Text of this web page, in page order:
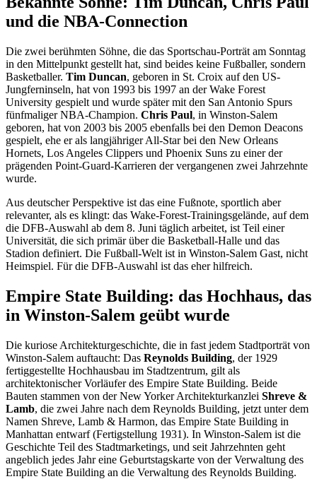
und die NBA-Connection
Die zwei berühmten Söhne, die das Sportschau-Porträt am Sonntag
in den Mittelpunkt gestellt hat, sind beides keine Fußballer, sondern
Basketballer. Tim Duncan, geboren in St. Croix auf den US-
Jungferninseln, hat von 1993 bis 1997 an der Wake Forest
University gespielt und wurde später mit den San Antonio Spurs
fünfmaliger NBA-Champion. Chris Paul, in Winston-Salem
geboren, hat von 2003 bis 2005 ebenfalls bei den Demon Deacons
gespielt, ehe er als langjähriger All-Star bei den New Orleans
Hornets, Los Angeles Clippers und Phoenix Suns zu einer der
prägenden Point-Guard-Karrieren der vergangenen zwei Jahrzehnte
wurde.
Aus deutscher Perspektive ist das eine Fußnote, sportlich aber
relevanter, als es klingt: das Wake-Forest-Trainingsgelände, auf dem
die DFB-Auswahl ab dem 8. Juni täglich arbeitet, ist Teil einer
Universität, die sich primär über die Basketball-Halle und das
Stadion definiert. Die Fußball-Welt ist in Winston-Salem Gast, nicht
Heimspiel. Für die DFB-Auswahl ist das eher hilfreich.
Empire State Building: das Hochhaus, das
in Winston-Salem geübt wurde
Die kuriose Architekturgeschichte, die in fast jedem Stadtporträt von
Winston-Salem auftaucht: Das Reynolds Building, der 1929
fertiggestellte Hochhausbau im Stadtzentrum, gilt als
architektonischer Vorläufer des Empire State Building. Beide
Bauten stammen von der New Yorker Architekturkanzlei Shreve &
Lamb, die zwei Jahre nach dem Reynolds Building, jetzt unter dem
Namen Shreve, Lamb & Harmon, das Empire State Building in
Manhattan entwarf (Fertigstellung 1931). In Winston-Salem ist die
Geschichte Teil des Stadtmarketings, und seit Jahrzehnten geht
angeblich jedes Jahr eine Geburtstagskarte von der Verwaltung des
Empire State Building an die Verwaltung des Reynolds Building.